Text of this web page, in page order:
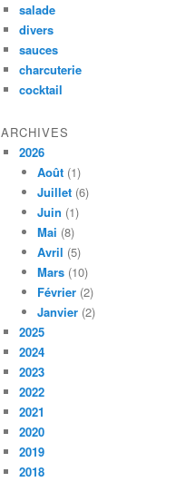
salade
divers
sauces
charcuterie
cocktail
ARCHIVES
2026
Août (1)
Juillet (6)
Juin (1)
Mai (8)
Avril (5)
Mars (10)
Février (2)
Janvier (2)
2025
2024
2023
2022
2021
2020
2019
2018